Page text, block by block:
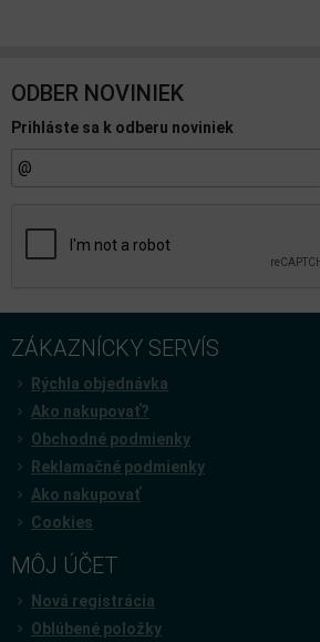
ODBER NOVINIEK
Prihláste sa k odberu noviniek
ZÁKAZNÍCKY SERVÍS
Rýchla objednávka
Ako nakupovať?
Obchodné podmienky
Reklamačné podmienky
Ako nakupovať
Cookies
MÔJ ÚČET
Nová registrácia
Oblúbené položky